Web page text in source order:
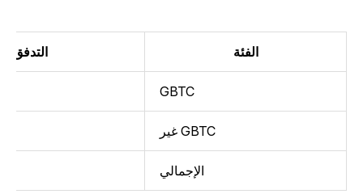
الفئة التدفق
GBTC
غير GBTC
الإجمالي